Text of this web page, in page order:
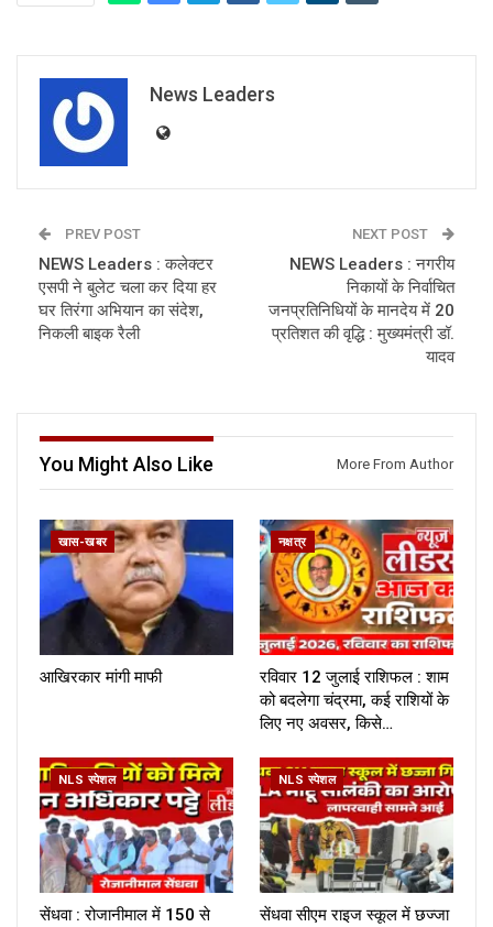
News Leaders
PREV POST
NEWS Leaders : कलेक्टर
एसपी ने बुलेट चला कर दिया हर
घर तिरंगा अभियान का संदेश,
निकली बाइक रैली
NEXT POST
NEWS Leaders : नगरीय
निकायों के निर्वाचित
जनप्रतिनिधियों के मानदेय में 20
प्रतिशत की वृद्धि : मुख्यमंत्री डॉ.
यादव
You Might Also Like More From Author
खास-खबर
आखिरकार मांगी माफी
नक्षत्र
रविवार 12 जुलाई राशिफल : शाम
को बदलेगा चंद्रमा, कई राशियों के
लिए नए अवसर, किसे…
NLS स्पेशल
सेंधवा : रोजानीमाल में 150 से
NLS स्पेशल
सेंधवा सीएम राइज स्कूल में छज्जा